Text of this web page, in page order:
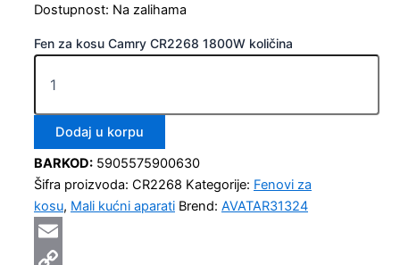
Dostupnost: Na zalihama
Fen za kosu Camry CR2268 1800W količina
Dodaj u korpu
BARKOD: 5905575900630
Šifra proizvoda: CR2268 Kategorije: Fenovi za
kosu, Mali kućni aparati Brend: AVATAR31324
Email